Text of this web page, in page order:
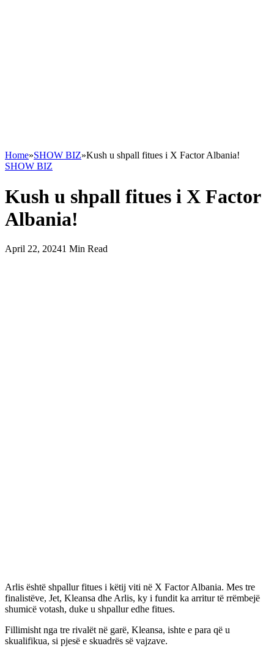
Home»SHOW BIZ»Kush u shpall fitues i X Factor Albania!
SHOW BIZ
Kush u shpall fitues i X Factor
Albania!
April 22, 20241 Min Read
Arlis është shpallur fitues i këtij viti në X Factor Albania. Mes tre
finalistëve, Jet, Kleansa dhe Arlis, ky i fundit ka arritur të rrëmbejë
shumicë votash, duke u shpallur edhe fitues.
Fillimisht nga tre rivalët në garë, Kleansa, ishte e para që u
skualifikua, si pjesë e skuadrës së vajzave.